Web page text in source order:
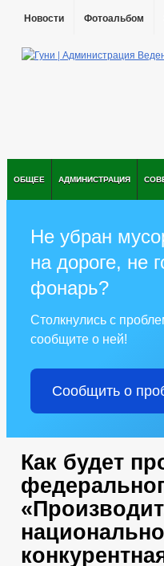
Новости Фотоальбом
ОБЩЕЕ АДМИНИСТРАЦИЯ
Не убран
на дороге, не
фонарь?
Столкнулись с
сообщите о ней!
Сообщить о
Как будет